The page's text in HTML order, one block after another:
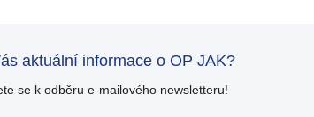
aktuální informace o OP JAK?
se k odběru e-mailového newsletteru!